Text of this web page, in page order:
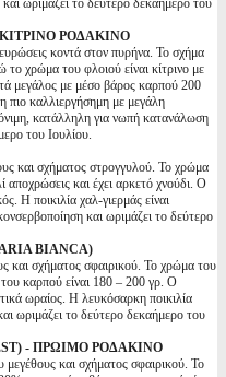
και ωριμάζει το δεύτερο δεκαήμερο του
ΡΟΔΑΚΙΝΟ
κοντά στον πυρήνα. Το σχήμα
χρώμα του φλοιού είναι κίτρινο με
μεγάλος με μέσο βάρος καρπού 200
πιο καλλιεργήσημη με μεγάλη
κατάλληλη για νωπή κατανάλωση
του Ιουλίου.
και σχήματος στρογγυλού. Το χρώμα
αποχρώσεις και έχει αρκετό χνούδι. Ο
Η ποικιλία χαλ-γιερμάς είναι
και ωριμάζει το δεύτερο
BIANCA)
και σχήματος σφαιρικού. Το χρώμα του
καρπού είναι 180 – 200 γρ. Ο
ωραίος. Η λευκόσαρκη ποικιλία
ωριμάζει το δεύτερο δεκαήμερο του
- ΠΡΩΙΜΟ ΡΟΔΑΚΙΝΟ
μεγέθους και σχήματος σφαιρικού. Το